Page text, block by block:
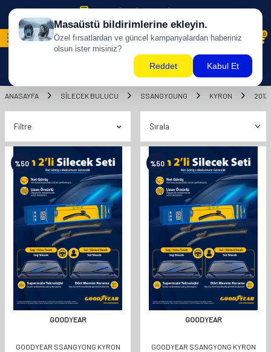
500 TL ÜZERİ KARGO BİZDEN !
0
ANASAYFA SILECEK BULUCU SSANGYOUNG KYRON 2013
Filtre
%50
GOODYEAR
GOODYEAR SSANGYONG KYRON
%50
GOODYEAR
GOODYEAR SSANGYONG KYRON